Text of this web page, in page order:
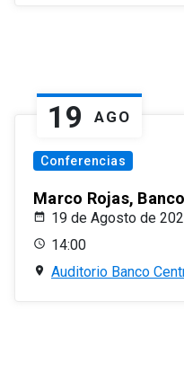
19 AGO
Conferencias
Marco Rojas,
19 de Agosto de
14:00
Auditorio Banco